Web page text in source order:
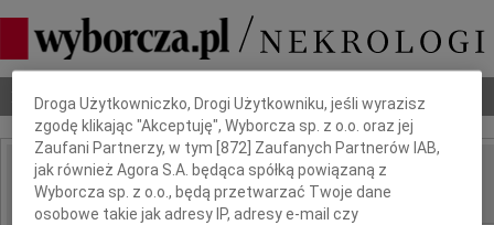
Nekrologi Odeszli Poradnik pogrzebowy
IMIĘ I NAZWISKO: Anna Grądzka
Dbamy o Twoją prywatność
Droga Użytkowniczko, Drogi Użytkowniku, jeśli wyrazisz
zgodę klikając "Akceptuję", Wyborcza sp. z o.o. oraz jej
Zaufani Partnerzy, w tym [872 ] Zaufanych Partnerów IAB,
jak również Agora S.A. będąca spółką powiązaną z
Wyborcza sp. z o.o., będą przetwarzać Twoje dane
osobowe takie jak adresy IP, adresy e-mail czy